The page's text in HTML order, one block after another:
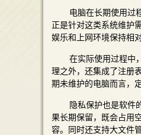
电脑在长期使用过
正是针对这类系统维护
娱乐和上网环境保持相
在实际使用过程中
理之外，还集成了注册
期未维护的电脑而言，
隐私保护也是软件
果长期保留，既会占用
容。同时还支持大文件